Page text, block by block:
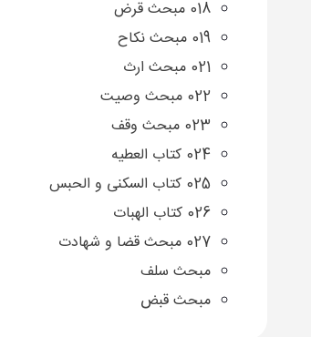
018 مبحث قرض
019 مبحث نکاح
021 مبحث ارث
022 مبحث وصیت
023 مبحث وقف
024 کتاب العطیه
025 کتاب السکنی و الحبس
026 کتاب الهبات
027 مبحث قضا و شهادت
مبحث سلف
مبحث قبض